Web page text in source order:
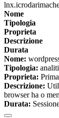
Nome
Tipologia
Proprieta
Descrizione
Durata
Nome:
Tipologia:
Proprieta:
Descrizione:
browser ha o
Durata: